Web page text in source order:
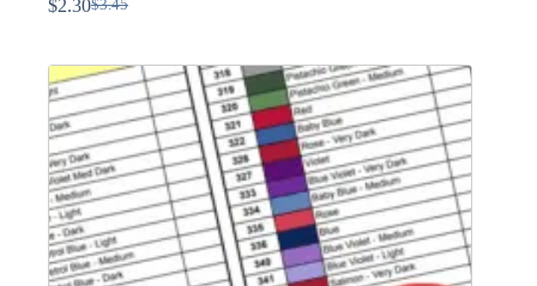
$3.45
Prețul
fost:
$3.45.
$2.30Prețul
$2.30.
are
mai
multe
variații.
Opțiunile
pot
fi
alese
în
pagina